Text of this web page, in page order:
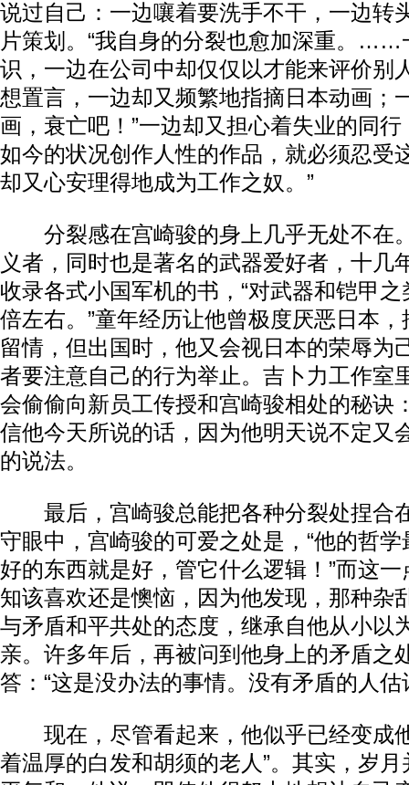
说过自己：一边嚷着要洗手不干，一边转
片策划。“我自身的分裂也愈加深重。……
识，一边在公司中却仅仅以才能来评价别
想置言，一边却又频繁地指摘日本动画；
画，衰亡吧！”一边却又担心着失业的同
如今的状况创作人性的作品，就必须忍受
却又心安理得地成为工作之奴。”
分裂感在宫崎骏的身上几乎无处不在
义者，同时也是著名的武器爱好者，十几
收录各式小国军机的书，“对武器和铠甲
倍左右。”童年经历让他曾极度厌恶日本
留情，但出国时，他又会视日本的荣辱为
者要注意自己的行为举止。吉卜力工作室
会偷偷向新员工传授和宫崎骏相处的秘诀
信他今天所说的话，因为他明天说不定又
的说法。
最后，宫崎骏总能把各种分裂处捏合
守眼中，宫崎骏的可爱之处是，“他的哲
好的东西就是好，管它什么逻辑！”而这
知该喜欢还是懊恼，因为他发现，那种杂
与矛盾和平共处的态度，继承自他从小以
亲。许多年后，再被问到他身上的矛盾之
答：“这是没办法的事情。没有矛盾的人估
现在，尽管看起来，他似乎已经变成
着温厚的白发和胡须的老人”。其实，岁